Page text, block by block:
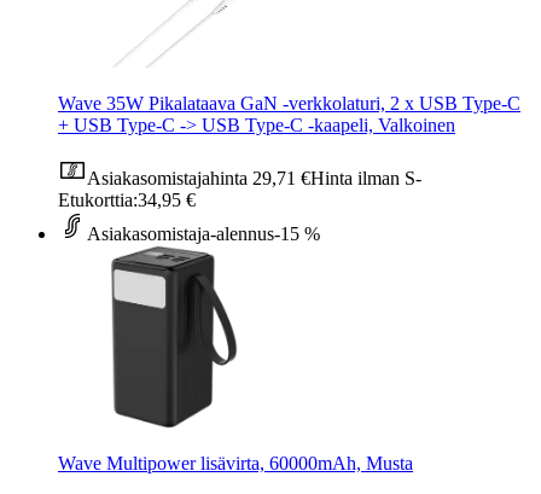
Wave 35W Pikalataava GaN -verkkolaturi, 2 x USB Type-C
+ USB Type-C -> USB Type-C -kaapeli, Valkoinen
Asiakasomistajahinta 29,71 €Hinta ilman S-
Etukorttia:34,95 €
Asiakasomistaja-alennus-15 %
Wave Multipower lisävirta, 60000mAh, Musta